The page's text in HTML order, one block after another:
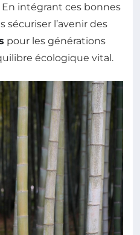
En intégrant ces bonnes
sécuriser l’avenir des
pour les générations
écologique vital.